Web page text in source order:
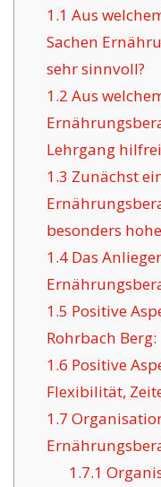
1.1 Aus
Sachen
sehr sinnvoll?
1.2 Aus
Lehrgang
1.3 Zunächst
besonders
1.4Das
1.5 Positive
Rohrbach Berg:
1.6 Positive
Flexibilität,
1.7
1.7.1